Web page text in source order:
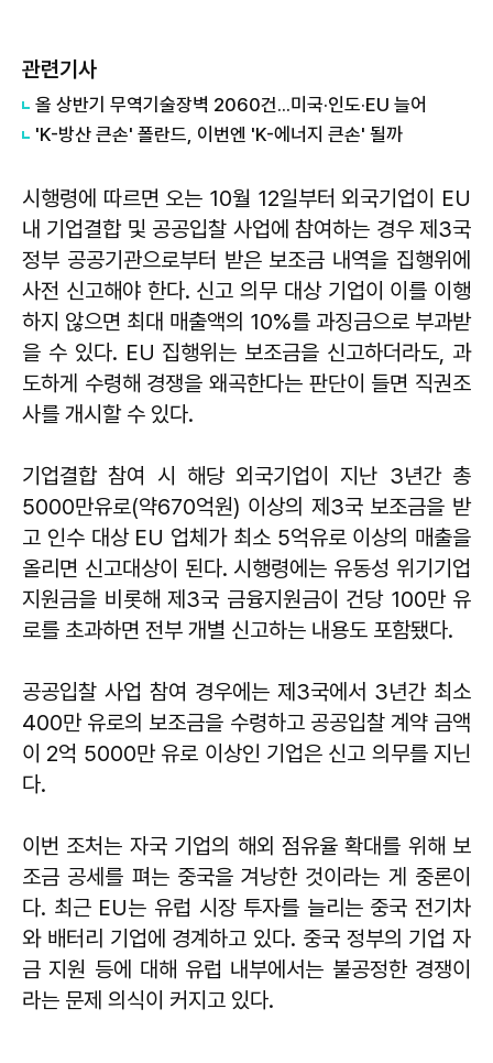
관련기사
올 상반기 무역기술장벽 2060건...미국·인도·EU 늘어
'K-방산 큰손' 폴란드, 이번엔 'K-에너지 큰손' 될까
시행령에 따르면 오는 10월 12일부터 외국기업이 EU
내 기업결합 및 공공입찰 사업에 참여하는 경우 제3국
정부 공공기관으로부터 받은 보조금 내역을 집행위에
사전 신고해야 한다. 신고 의무 대상 기업이 이를 이행
하지 않으면 최대 매출액의 10%를 과징금으로 부과받
을 수 있다. EU 집행위는 보조금을 신고하더라도, 과
도하게 수령해 경쟁을 왜곡한다는 판단이 들면 직권조
사를 개시할 수 있다.
기업결합 참여 시 해당 외국기업이 지난 3년간 총
5000만유로(약670억원) 이상의 제3국 보조금을 받
고 인수 대상 EU 업체가 최소 5억유로 이상의 매출을
올리면 신고대상이 된다. 시행령에는 유동성 위기기업
지원금을 비롯해 제3국 금융지원금이 건당 100만 유
로를 초과하면 전부 개별 신고하는 내용도 포함됐다.
공공입찰 사업 참여 경우에는 제3국에서 3년간 최소
400만 유로의 보조금을 수령하고 공공입찰 계약 금액
이 2억 5000만 유로 이상인 기업은 신고 의무를 지닌
다.
이번 조처는 자국 기업의 해외 점유율 확대를 위해 보
조금 공세를 펴는 중국을 겨낭한 것이라는 게 중론이
다. 최근 EU는 유럽 시장 투자를 늘리는 중국 전기차
와 배터리 기업에 경계하고 있다. 중국 정부의 기업 자
금 지원 등에 대해 유럽 내부에서는 불공정한 경쟁이
라는 문제 의식이 커지고 있다.